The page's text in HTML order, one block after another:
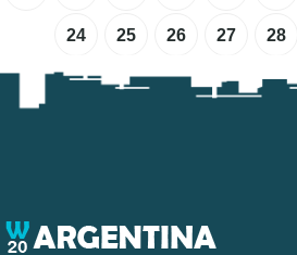
24 25 26 27 28